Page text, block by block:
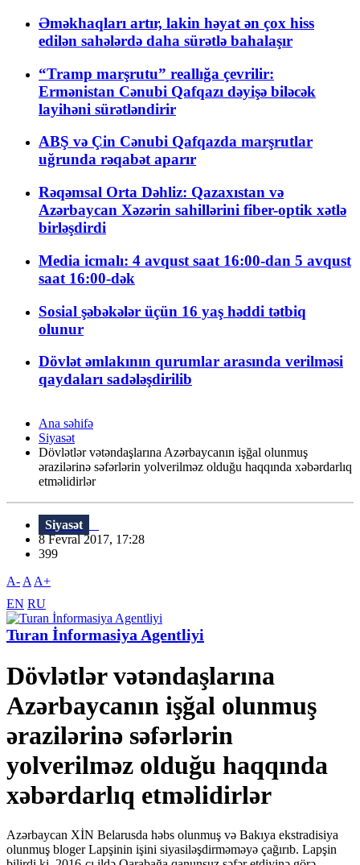
Əməkhaqları artır, lakin həyat ən çox hiss
edilən sahələrdə daha sürətlə bahalaşır
“Tramp marşrutu” reallığa çevrilir:
Ermənistan Cənubi Qafqazı dəyişə biləcək
layihəni sürətləndirir
ABŞ və Çin Cənubi Qafqazda marşrutlar
uğrunda rəqabət aparır
Rəqəmsal Orta Dəhliz: Qazaxıstan və
Azərbaycan Xəzərin sahillərini fiber-optik xətlə
birləşdirdi
Media icmalı: 4 avqust saat 16:00-dan 5 avqust
saat 16:00-dək
Sosial şəbəkələr üçün 16 yaş həddi tətbiq
olunur
Dövlət əmlakının qurumlar arasında verilməsi
qaydaları sadələşdirilib
Ana səhifə
Siyasət
Dövlətlər vətəndaşlarına Azərbaycanın işğal olunmuş
ərazilərinə səfərlərin yolverilməz olduğu haqqında xəbərdarlıq
etməlidirlər
Siyasət
8 Fevral 2017, 17:28
399
A- A A+
EN RU
Turan İnformasiya Agentliyi
Dövlətlər vətəndaşlarına
Azərbaycanın işğal olunmuş
ərazilərinə səfərlərin
yolverilməz olduğu haqqında
xəbərdarlıq etməlidirlər
Azərbaycan XİN Belarusda həbs olunmuş və Bakıya ekstradisiya
olunmuş bloger Lapşinin işini siyasiləşdirməməyə çağırıb. Lapşin